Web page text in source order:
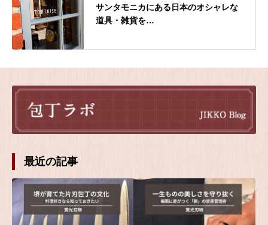
サンタモニカにある日本のオシャレな
道具・雑貨を…
最近の記事